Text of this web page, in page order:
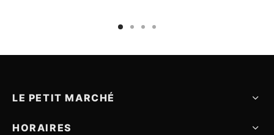
15,00€
LE PETIT MARCHÉ
HORAIRES